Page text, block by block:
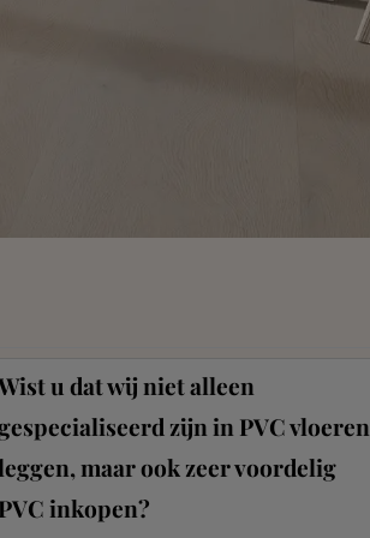
u dat wij niet alleen
zijn in PVC vloeren
maar ook zeer voordelig
PVC inkopen?